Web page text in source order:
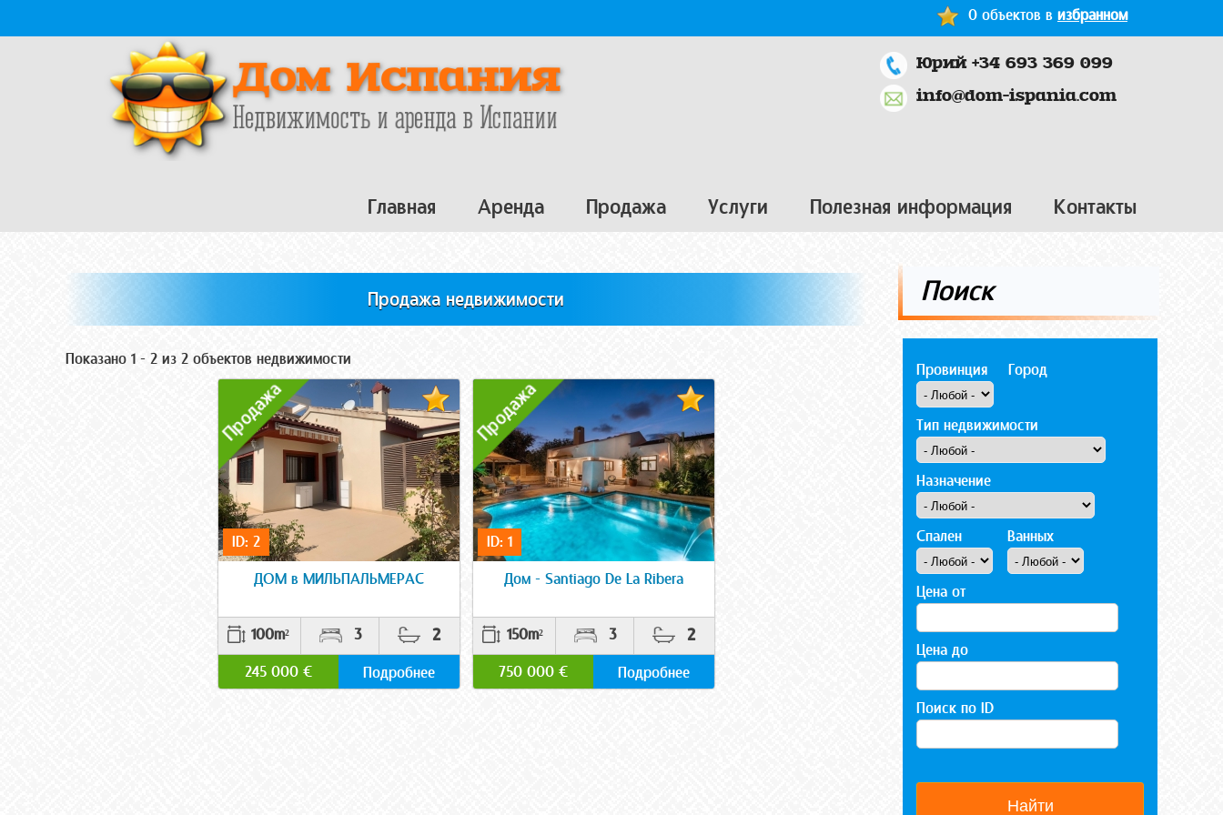
0 объектов в избранном
Юрий +34 693 369 099
info@dom-ispania.com
Главная Аренда Продажа Услуги Полезная информация Контакты
Продажа недвижимости
Показано 1 - 2 из 2 объектов недвижимости
ID: 2
ДОМ в МИЛЬПАЛЬМЕРАС
100m² 3 2
245 000 € Подробнее
ID: 1
Дом - Santiago De La Ribera
150m² 3 2
750 000 € Подробнее
Поиск
Провинция Город
Тип недвижимости
Назначение
Спален Ванных
Цена от
Цена до
Поиск по ID